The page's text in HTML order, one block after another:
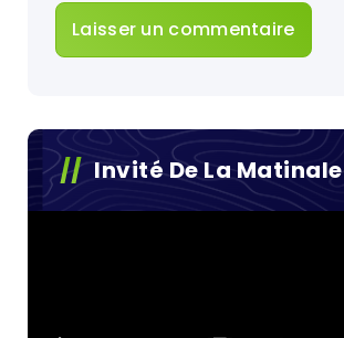
Invité De La Matinale